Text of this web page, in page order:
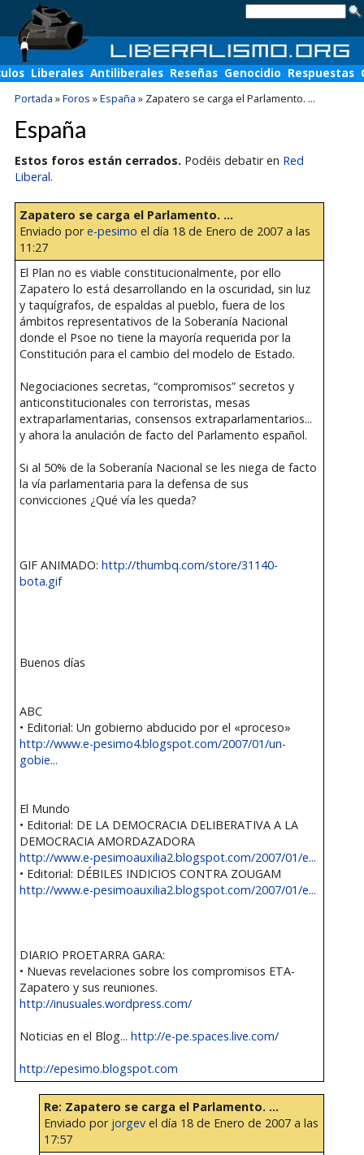
Liberales Antiliberales Reseñas Genocidio Respuestas
Portada »Foros »España » Zapatero se carga el Parlamento. ...
España
Estos foros están cerrados. Podéis debatir en Red
Liberal.
Zapatero se carga el Parlamento. ...
Enviado pore-pesimo el día 18 de Enero de 2007 a las
11:27
El Plan no es viable constitucionalmente, por ello
Zapatero lo está desarrollando en la oscuridad, sin luz
y taquígrafos, de espaldas al pueblo, fuera de los
ámbitos representativos de la Soberanía Nacional
donde el Psoe no tiene la mayoría requerida por la
Constitución para el cambio del modelo de Estado.
Negociaciones secretas, “compromisos” secretos y
anticonstitucionales con terroristas, mesas
extraparlamentarias, consensos extraparlamentarios...
y ahora la anulación de facto del Parlamento español.
Si al 50% de la Soberanía Nacional se les niega de facto
la vía parlamentaria para la defensa de sus
convicciones ¿Qué vía les queda?
GIF ANIMADO: http://thumbq.com/store/31140-
bota.gif
Buenos días
ABC
• Editorial: Un gobierno abducido por el «proceso»
http://www.e-pesimo4.blogspot.com/2007/01/un-
gobie...
El Mundo
• Editorial: DE LA DEMOCRACIA DELIBERATIVA A LA
DEMOCRACIA AMORDAZADORA
http://www.e-pesimoauxilia2.blogspot.com/2007/01/e...
• Editorial: DÉBILES INDICIOS CONTRA ZOUGAM
http://www.e-pesimoauxilia2.blogspot.com/2007/01/e...
DIARIO PROETARRA GARA:
• Nuevas revelaciones sobre los compromisos ETA-
Zapatero y sus reuniones.
http://inusuales.wordpress.com/
Noticias en el Blog... http://e-pe.spaces.live.com/
http://epesimo.blogspot.com
Re: Zapatero se carga el Parlamento. ...
Enviado por jorgevel día 18 de Enero de 2007 a las
17:57